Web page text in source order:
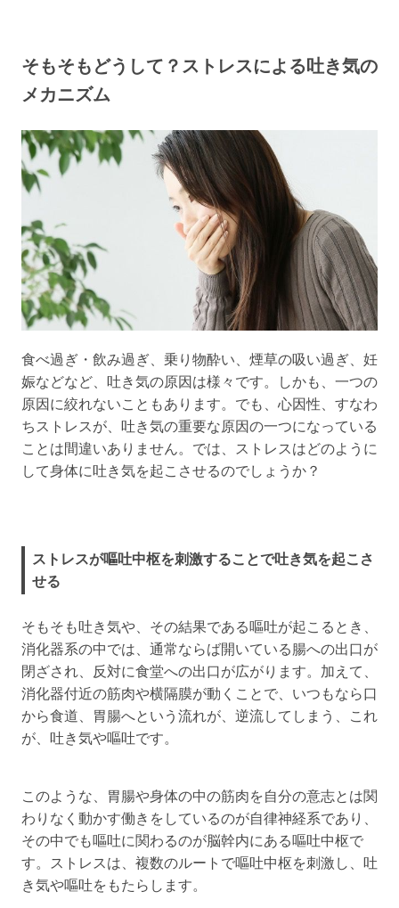
そもそもどうして？ストレスによる吐き気の
メカニズム
食べ過ぎ・飲み過ぎ、乗り物酔い、煙草の吸い過ぎ、妊
娠などなど、吐き気の原因は様々です。しかも、一つの
原因に絞れないこともあります。でも、心因性、すなわ
ちストレスが、吐き気の重要な原因の一つになっている
ことは間違いありません。では、ストレスはどのように
して身体に吐き気を起こさせるのでしょうか？
ストレスが嘔吐中枢を刺激することで吐き気を起こさ
せる
そもそも吐き気や、その結果である嘔吐が起こるとき、
消化器系の中では、通常ならば開いている腸への出口が
閉ざされ、反対に食堂への出口が広がります。加えて、
消化器付近の筋肉や横隔膜が動くことで、いつもなら口
から食道、胃腸へという流れが、逆流してしまう、これ
が、吐き気や嘔吐です。
このような、胃腸や身体の中の筋肉を自分の意志とは関
わりなく動かす働きをしているのが自律神経系であり、
その中でも嘔吐に関わるのが脳幹内にある嘔吐中枢で
す。ストレスは、複数のルートで嘔吐中枢を刺激し、吐
き気や嘔吐をもたらします。